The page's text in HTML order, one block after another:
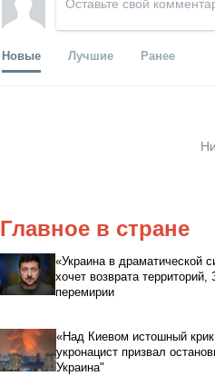
Новые Лучшие Ранее
Главное в стране
«Украина в драматической
хочет возврата
перемирии
«Над Киевом истошный
укронацист призвал
Украина"